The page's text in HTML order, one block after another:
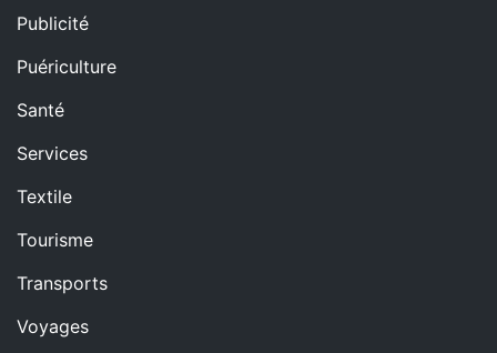
Publicité
Puériculture
Santé
Services
Textile
Tourisme
Transports
Voyages